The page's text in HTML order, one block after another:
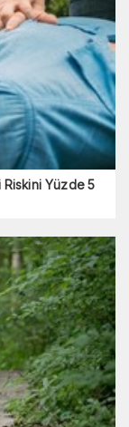
Riskini Yüzde 5